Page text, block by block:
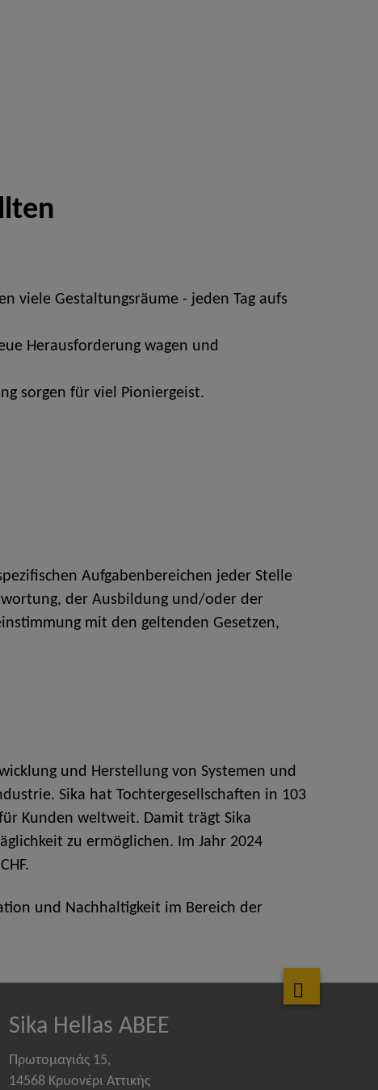
viele Gestaltungsräume - jeden Tag aufs
Herausforderung wagen und
sorgen für viel Pioniergeist.
Aufgabenbereichen jeder Stelle
der Ausbildung und/oder der
mit den geltenden Gesetzen,
und Herstellung von Systemen und
Sika hat Tochtergesellschaften in 103
Kunden weltweit. Damit trägt Sika
zu ermöglichen. Im Jahr 2024
und Nachhaltigkeit im Bereich der
Sika Hellas ABEE
Πρωτομαγιάς 15,
14568 Κρυονέρι Αττικής